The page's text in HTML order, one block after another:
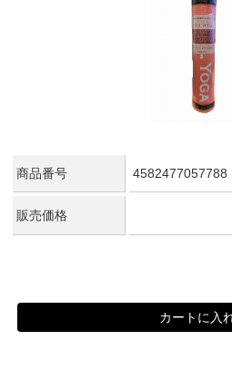
商品番号 4582477057788
販売価格